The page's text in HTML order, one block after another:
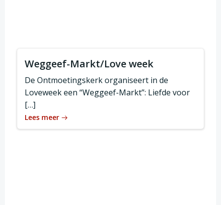
Weggeef-Markt/Love week
De Ontmoetingskerk organiseert in de
Loveweek een “Weggeef-Markt”: Liefde voor
[…]
Lees meer